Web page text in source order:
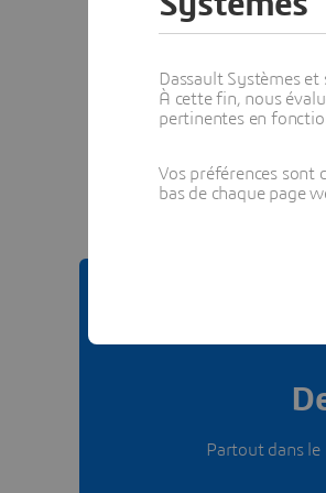
Partout dans le
Dassault Systèmes
À cette fin, nous
pertinentes en
Vos préférences sont
bas de chaque page